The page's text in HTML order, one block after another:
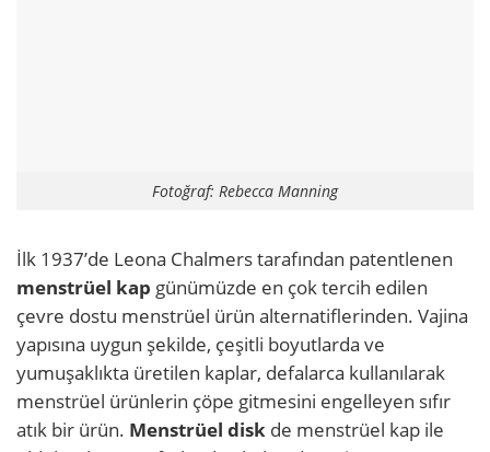
Fotoğraf: Rebecca Manning
İlk 1937’de Leona Chalmers tarafından patentlenen
menstrüel kap günümüzde en çok tercih edilen
çevre dostu menstrüel ürün alternatiflerinden. Vajina
yapısına uygun şekilde, çeşitli boyutlarda ve
yumuşaklıkta üretilen kaplar, defalarca kullanılarak
menstrüel ürünlerin çöpe gitmesini engelleyen sıfır
atık bir ürün. Menstrüel disk de menstrüel kap ile